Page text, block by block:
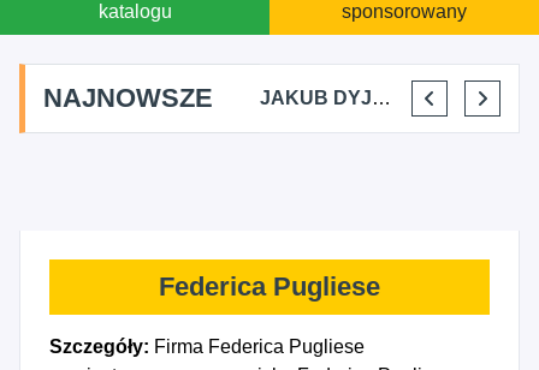
katalogu
sponsorowany
NAJNOWSZE
MARTYNA KUPIDURA KIKI JAKUB DYJAKIEWICZ POLISH LODA
Federica Pugliese
Szczegóły: Firma Federica Pugliese